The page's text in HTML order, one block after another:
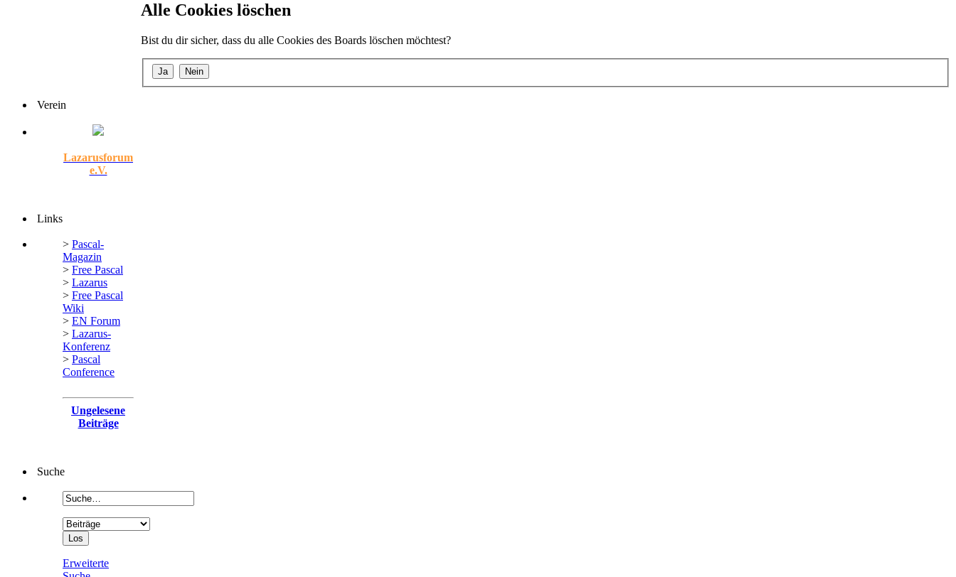
Alle Cookies löschen
Bist du dir sicher, dass du alle Cookies des Boards löschen möchtest?
Verein
Lazarusforum
e.V.
Links
> Pascal-
Magazin
> Free Pascal
> Lazarus
> Free Pascal
Wiki
> EN Forum
> Lazarus-
Konferenz
> Pascal
Conference
Ungelesene
Beiträge
Suche
Erweiterte